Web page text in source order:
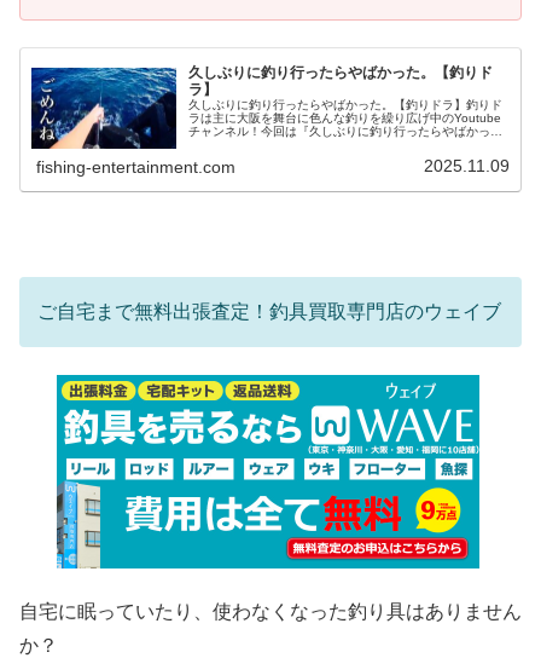
久しぶりに釣り行ったらやばかった。【釣りド
ラ】
久しぶりに釣り行ったらやばかった。【釣りドラ】釣りド
ラは主に大阪を舞台に色んな釣りを繰り広げ中のYoutube
チャンネル！今回は『久しぶりに釣り行ったらやばかっ
fishing-entertainment.com 2025.11.09
ご自宅まで無料出張査定！釣具買取専門店のウェイブ
自宅に眠っていたり、使わなくなった釣り具はありません
か？